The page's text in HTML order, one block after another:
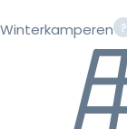
Winterkamperen